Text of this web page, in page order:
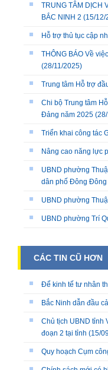
TRUNG TÂM DỊCH
BẮC NINH 2 (15/12/
Hỗ trợ thủ tục cập
THÔNG BÁO Về
(28/11/2025)
Trung tâm Hỗ trợ
Chi bộ Trung tâm
Đảng năm 2025
Triển khai công tác
Nâng cao năng lực
UBND phường
dân phố Đông Đông
UBND phường
UBND phường Trí
CÁC TIN CŨ HƠN
Để kinh tế tư nhân
Bắc Ninh dẫn đầu
Chủ tịch UBND tỉnh
đoạn 2 tại tỉnh (15/
Quy hoạch Cụm